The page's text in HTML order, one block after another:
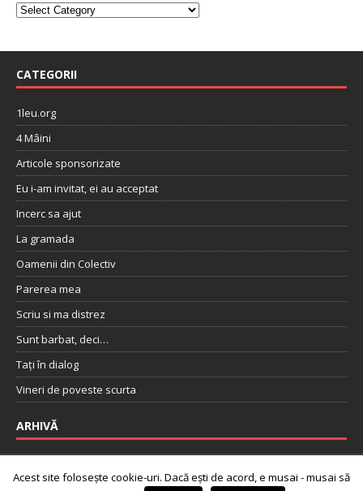
CATEGORII
1leu.org
4 Mâini
Articole sponsorizate
Eu i-am invitat, ei au acceptat
Incerc sa ajut
La gramada
Oamenii din Colectiv
Parerea mea
Scriu si ma distrez
Sunt barbat, deci…
Tați în dialog
Vineri de poveste scurta
ARHIVĂ
Acest site folosește cookie-uri. Dacă ești de acord, e musai - musai să